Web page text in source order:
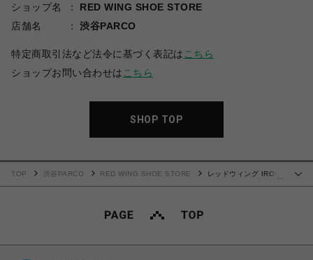
ショップ名
RED WING SHOE STORE
店舗名
渋谷PARCO
特定商取引法など法令に基づく表記は こちら
ショップお問い合わせは こちら
SHOP TOP
TOP 渋谷PARCO RED WING SHOE STORE
レッドウィング IRON